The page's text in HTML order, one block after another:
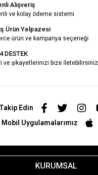
Alışveriş
ve kolay ödeme sistemi
Ürün Yelpazesi
ürün ve kampanya seçeneği
DESTEK
ve şikayetlerinizi bize iletebilirsiniz.
Edin
Mobil Uygulamalarımız
KURUMSAL